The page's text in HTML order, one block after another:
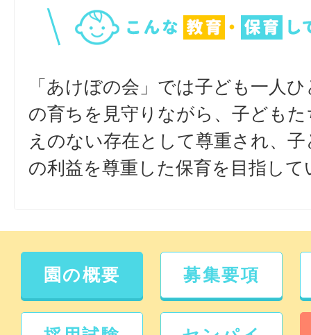
「あけぼの会」では子ども一人
の育ちを見守りながら、子ども
えのない存在として尊重され、
の利益を尊重した保育を目指して
園の概要 募集要項